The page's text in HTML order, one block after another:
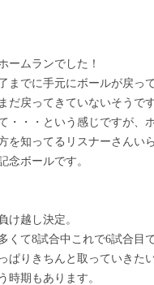
ームランでした！
までに手元にボールが戻っ
だ戻ってきていないそうです
・・・という感じですが、
知ってるリスナーさんい
念ボールです。
け越し決定。
くて8試合中これで6試合目で
ぱりきちんと取っていきた
時期もあります。